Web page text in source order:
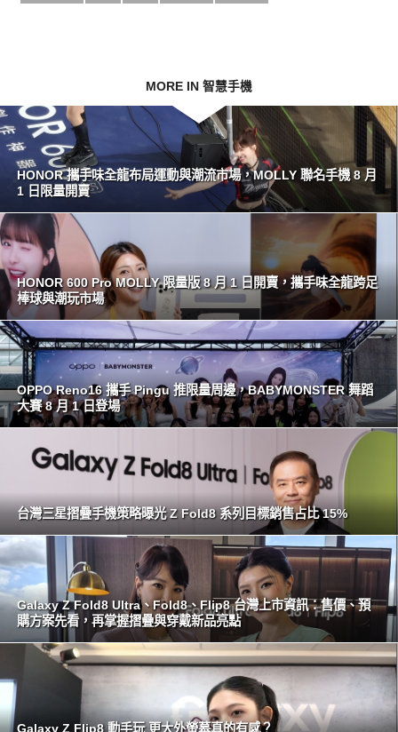
MORE IN 智慧手機
HONOR 攜手味全龍布局運動與潮流市場，MOLLY 聯名手機 8 月
1 日限量開賣
HONOR 600 Pro MOLLY 限量版 8 月 1 日開賣，攜手味全龍跨足
棒球與潮玩市場
OPPO Reno16 攜手 Pingu 推限量周邊，BABYMONSTER 舞蹈
大賽 8 月 1 日登場
台灣三星摺疊手機策略曝光 Z Fold8 系列目標銷售占比 15%
Galaxy Z Fold8 Ultra、Fold8、Flip8 台灣上市資訊：售價、預
購方案先看，再掌握摺疊與穿戴新品亮點
Galaxy Z Flip8 動手玩 更大外螢幕真的有感？